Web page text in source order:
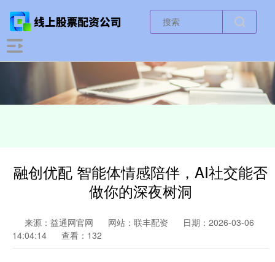
融创优配 智能体情感陪伴，AI社交能否
做你的深夜树洞
来源：益通网官网 网站：联丰配资
日期：2026-03-06
14:04:14
查看：132